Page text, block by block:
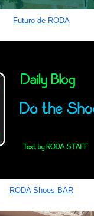
Futuro de RODA
RODA Shoes BAR